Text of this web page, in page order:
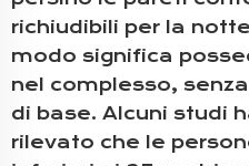
richiudibili per la
modo significa
nel complesso,
di base. Alcuni studi
rilevato che le